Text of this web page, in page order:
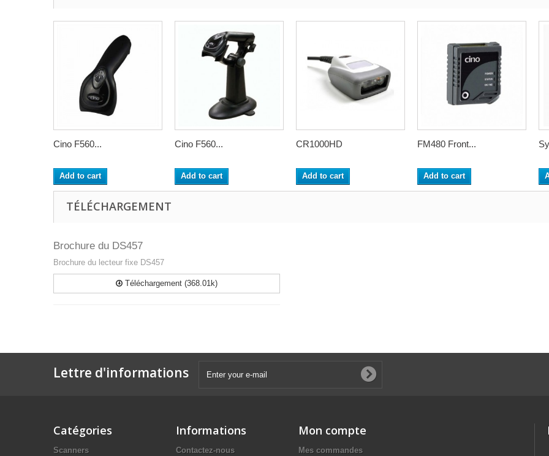
Cino F560...
Add to cart
Cino F560...
Add to cart
CR1000HD
Add to cart
FM480 Front...
Add to cart
TÉLÉCHARGEMENT
Brochure du DS457
Brochure du lecteur fixe DS457
Téléchargement (368.01k)
Lettre d'informations
Catégories
Scanners
Informations
Contactez-nous
Mon compte
Mes commandes